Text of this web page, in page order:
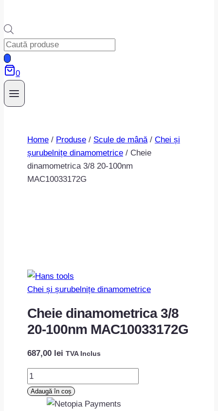
Products
search
0
Home / Produse / Scule de mână / Chei și
șurubelnițe dinamometrice / Cheie
dinamometrica 3/8 20-100nm
MAC10033172G
Chei și șurubelnițe dinamometrice
Cheie dinamometrica 3/8
20-100nm MAC10033172G
687,00 lei TVA Inclus
Cantitate
Cheie
dinamometrica
Adaugă în coș